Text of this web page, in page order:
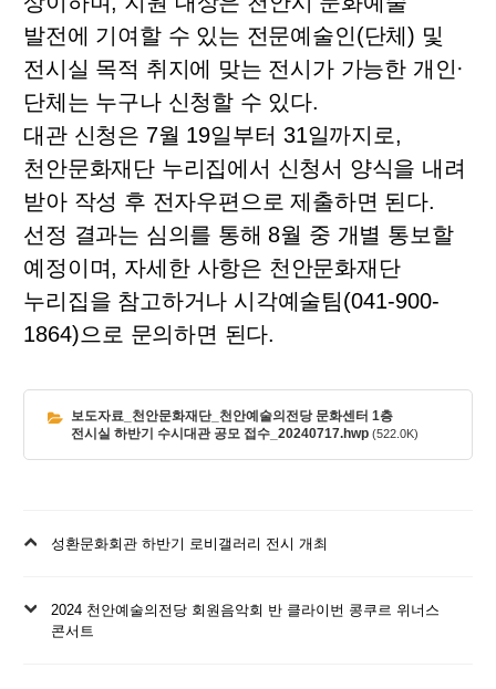
발전에 기여할 수 있는 전문예술인(단체) 및
전시실 목적 취지에 맞는 전시가 가능한 개인·
단체는 누구나 신청할 수 있다.
대관 신청은 7월 19일부터 31일까지로,
천안문화재단 누리집에서 신청서 양식을 내려
받아 작성 후 전자우편으로 제출하면 된다.
선정 결과는 심의를 통해 8월 중 개별 통보할
예정이며, 자세한 사항은 천안문화재단
누리집을 참고하거나 시각예술팀(041-900-
1864)으로 문의하면 된다.
보도자료_천안문화재단_천안예술의전당 문화센터 1층
전시실 하반기 수시대관 공모 접수_20240717.hwp(522.0K)
이
성환문화회관 하반기 로비갤러리 전시 개최
다
음
2024 천안예술의전당 회원음악회 반 클라이번 콩쿠르 위너스
콘서트